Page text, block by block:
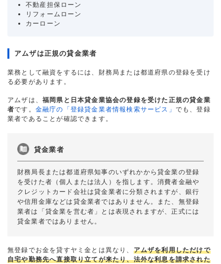
不動産担保ローン
リフォームローン
カーローン
アムザは正規の貸金業者
業務として融資をするには、財務局または都道府県の登録を受け
る必要があります。
アムザは、 福岡県と日本貸金業協会の登録を受けた正規の貸金業
者です。 金融庁の「登録貸金業者情報検索サービス」 でも、登録
業者であることが確認できます。
貸金業者
財務局長または都道府県知事のいずれかから貸金業の登録
を受けた者（個人または法人）を指します。消費者金融や
クレジットカード会社は貸金業者に分類されますが、銀行
や信用金庫などは貸金業者ではありません。また、無登録
業者は「貸金業を営む者」とは表現されますが、正式には
貸金業者ではありません。
無登録でお金を貸すヤミ金とは異なり、 アムザを利用しただけで
自宅や勤務先へ直接取り立てが来たり、法外な利息を請求された